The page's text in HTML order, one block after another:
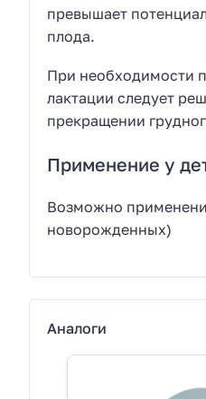
превышает
плода.
При необходимости
лактации следует
прекращении
Применение у
Возможно
новорожденных)
Аналоги